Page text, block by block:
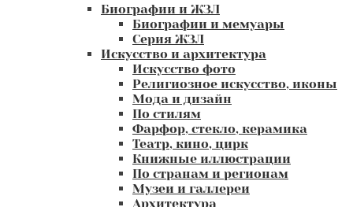
Биографии и ЖЗЛ
Биографии и мемуары
Серия ЖЗЛ
Искусство и архитектура
Искусство фото
Религиозное искусство, иконы
Мода и дизайн
По стилям
Фарфор, стекло, керамика
Театр, кино, цирк
Книжные иллюстрации
По странам и регионам
Музеи и галлереи
Архитектура